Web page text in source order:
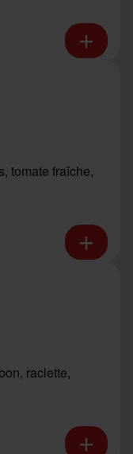
tomate fraîche,
raclette,